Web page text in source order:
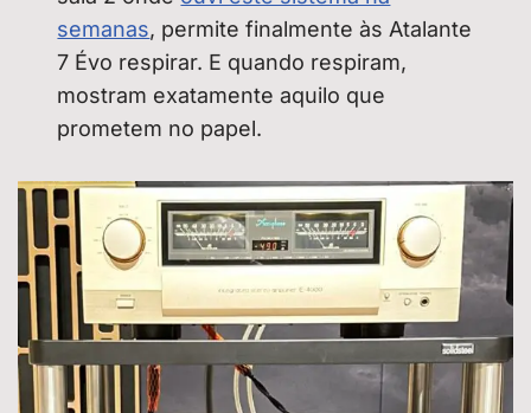
semanas, permite finalmente às Atalante
7 Évo respirar. E quando respiram,
mostram exatamente aquilo que
prometem no papel.